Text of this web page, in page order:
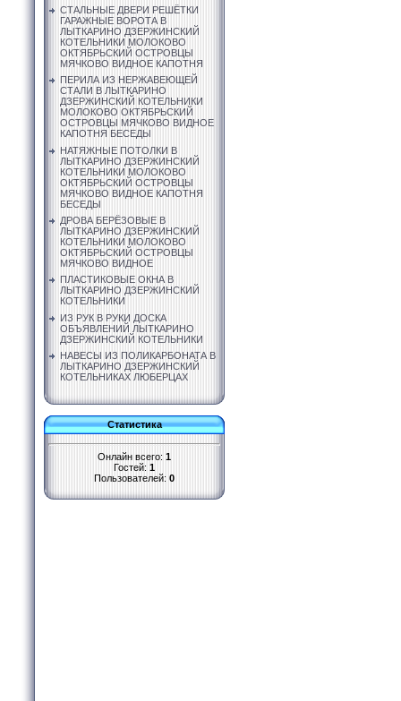
СТАЛЬНЫЕ ДВЕРИ РЕШЁТКИ
ГАРАЖНЫЕ ВОРОТА В
ЛЫТКАРИНО ДЗЕРЖИНСКИЙ
КОТЕЛЬНИКИ МОЛОКОВО
ОКТЯБРЬСКИЙ ОСТРОВЦЫ
МЯЧКОВО ВИДНОЕ КАПОТНЯ
ПЕРИЛА ИЗ НЕРЖАВЕЮЩЕЙ
СТАЛИ В ЛЫТКАРИНО
ДЗЕРЖИНСКИЙ КОТЕЛЬНИКИ
МОЛОКОВО ОКТЯБРЬСКИЙ
ОСТРОВЦЫ МЯЧКОВО ВИДНОЕ
КАПОТНЯ БЕСЕДЫ
НАТЯЖНЫЕ ПОТОЛКИ В
ЛЫТКАРИНО ДЗЕРЖИНСКИЙ
КОТЕЛЬНИКИ МОЛОКОВО
ОКТЯБРЬСКИЙ ОСТРОВЦЫ
МЯЧКОВО ВИДНОЕ КАПОТНЯ
БЕСЕДЫ
ДРОВА БЕРЁЗОВЫЕ В
ЛЫТКАРИНО ДЗЕРЖИНСКИЙ
КОТЕЛЬНИКИ МОЛОКОВО
ОКТЯБРЬСКИЙ ОСТРОВЦЫ
МЯЧКОВО ВИДНОЕ
ПЛАСТИКОВЫЕ ОКНА В
ЛЫТКАРИНО ДЗЕРЖИНСКИЙ
КОТЕЛЬНИКИ
ИЗ РУК В РУКИ ДОСКА
ОБЪЯВЛЕНИЙ ЛЫТКАРИНО
ДЗЕРЖИНСКИЙ КОТЕЛЬНИКИ
НАВЕСЫ ИЗ ПОЛИКАРБОНАТА В
ЛЫТКАРИНО ДЗЕРЖИНСКИЙ
КОТЕЛЬНИКАХ ЛЮБЕРЦАХ
Статистика
Онлайн всего: 1
Гостей: 1
Пользователей: 0